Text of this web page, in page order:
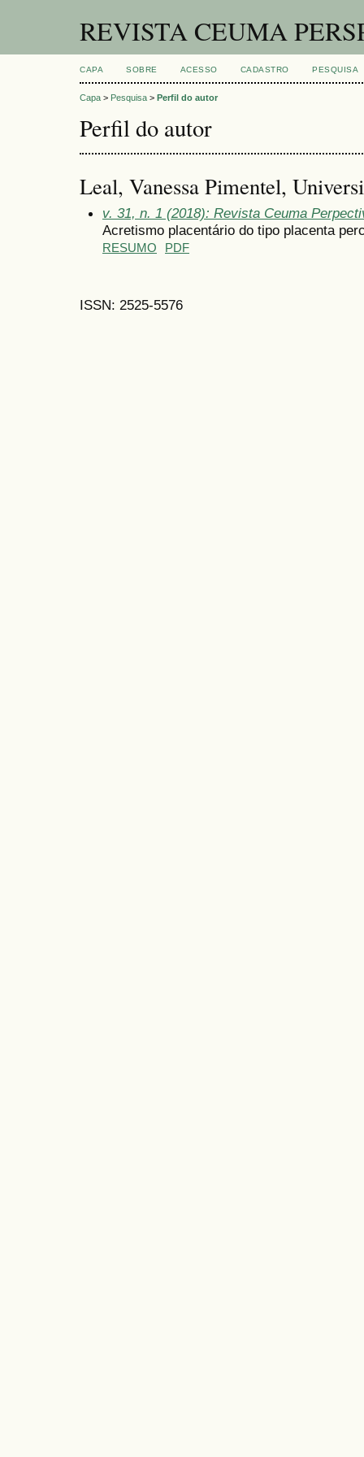
REVISTA CEUMA
CAPA SOBRE ACESSO CADASTRO PESQUISA
Capa > Pesquisa > Perfil do autor
Perfil do autor
Leal, Vanessa Pimentel,
v. 31, n. 1 (2018): Revista Ceuma
Acretismo placentário do tipo placenta
RESUMO PDF
ISSN: 2525-5576